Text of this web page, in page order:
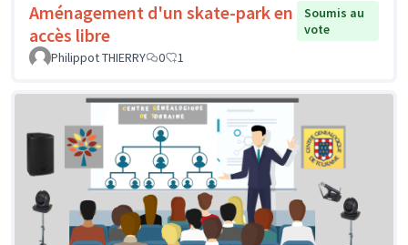
Aménagement d'un skate-park en
accès libre
Soumis au
vote
Philippot THIERRY
0 1